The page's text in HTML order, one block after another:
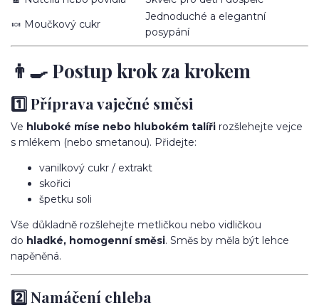
🍬 Moučkový cukr
Jednoduché a elegantní
posypání
👨‍🍳 Postup krok za krokem
1️⃣ Příprava vaječné směsi
Ve hluboké míse nebo hlubokém talíři rozšlehejte vejce
s mlékem (nebo smetanou). Přidejte:
vanilkový cukr / extrakt
skořici
špetku soli
Vše důkladně rozšlehejte metličkou nebo vidličkou
do hladké, homogenní směsi. Směs by měla být lehce
napěněná.
2️⃣ Namáčení chleba